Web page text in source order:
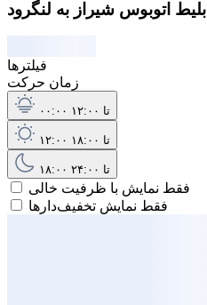
بلیط اتوبوس شیراز به لنگرود
فیلترها
زمان حرکت
۰۰:۰۰ تا ۱۲:۰۰
۱۲:۰۰ تا ۱۸:۰۰
۱۸:۰۰ تا ۲۴:۰۰
فقط نمایش با ظرفیت خالی
فقط نمایش تخفیف‌دارها